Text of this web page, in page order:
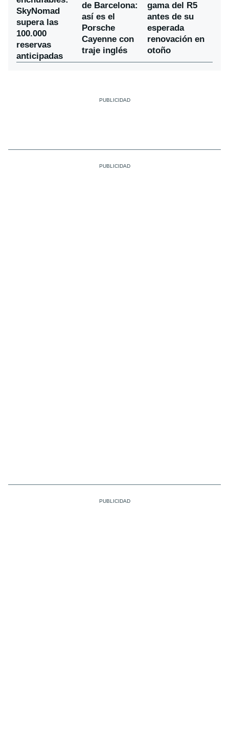
SkyNomad
supera las
100.000
reservas
anticipadas
de Barcelona:
así es el
Porsche
Cayenne con
traje inglés
gama del R5
antes de su
esperada
renovación en
otoño